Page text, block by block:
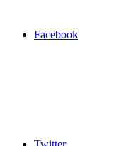
Facebook